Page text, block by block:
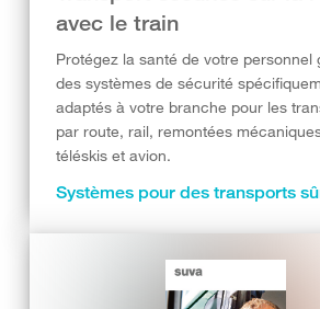
avec le train
Protégez la santé de votre personnel
des systèmes de sécurité
adaptés à votre branche pour les
par route, rail, remontées
téléskis et avion.
Systèmes pour des transports